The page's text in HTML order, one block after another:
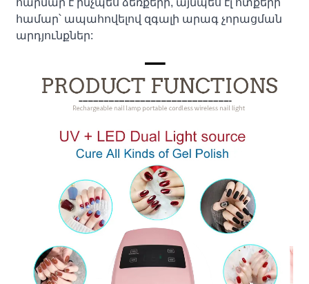
հարմար է ինչպես ձեռքերի, այնպես էլ ոտքերի
համար՝ ապահովելով զգալի արագ չորացման
արդյունքներ: